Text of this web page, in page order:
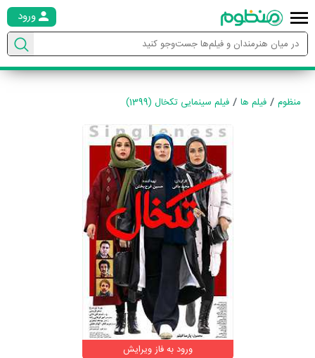
ورود
منظوم فیلم ها فیلم سینمایی تکخال (1399)
ورود به فاز ویرایش